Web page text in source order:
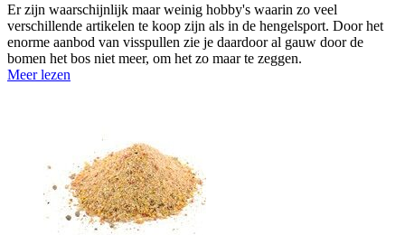
Er zijn waarschijnlijk maar weinig hobby's waarin zo veel
verschillende artikelen te koop zijn als in de hengelsport. Door het
enorme aanbod van visspullen zie je daardoor al gauw door de
bomen het bos niet meer, om het zo maar te zeggen.
Meer lezen